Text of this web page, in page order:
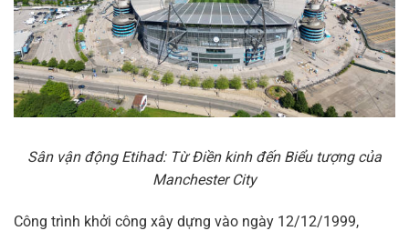
Sân vận động Etihad: Từ Điền kinh đến Biểu tượng của
Manchester City
Công trình khởi công xây dựng vào ngày 12/12/1999,